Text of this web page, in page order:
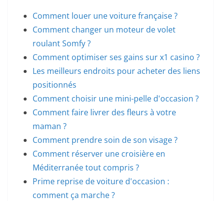
Comment louer une voiture française ?
Comment changer un moteur de volet
roulant Somfy ?
Comment optimiser ses gains sur x1 casino ?
Les meilleurs endroits pour acheter des liens
positionnés
Comment choisir une mini-pelle d'occasion ?
Comment faire livrer des fleurs à votre
maman ?
Comment prendre soin de son visage ?
Comment réserver une croisière en
Méditerranée tout compris ?
Prime reprise de voiture d'occasion :
comment ça marche ?